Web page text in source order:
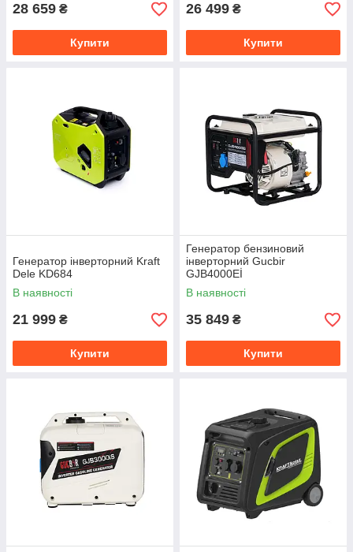
28 659 ₴
Купити
26 499 ₴
Купити
Генератор інверторний Kraft
Dele KD684
В наявності
21 999 ₴
Купити
Генератор бензиновий
інверторний Gucbir
GJB4000Eİ
В наявності
35 849 ₴
Купити